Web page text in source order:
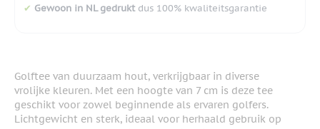
✔ Gewoon in NL gedruktdus 100% kwaliteitsgarantie
Golftee van duurzaam hout, verkrijgbaar in diverse
vrolijke kleuren. Met een hoogte van 7 cm is deze tee
geschikt voor zowel beginnende als ervaren golfers.
Lichtgewicht en sterk, ideaal voor herhaald gebruik op